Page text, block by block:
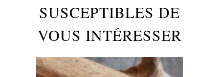
SUSCEPTIBLES DE
VOUS INTÉRESSER